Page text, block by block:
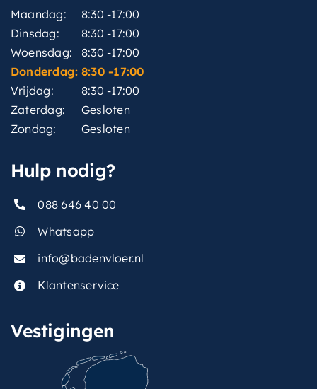
Maandag:
8:30 -17:00
Dinsdag:
8:30 -17:00
Woensdag:
8:30 -17:00
Donderdag: 8:30 -17:00
Vrijdag:
8:30 -17:00
Zaterdag:
Gesloten
Zondag:
Gesloten
Hulp nodig?
088 646 40 00
Whatsapp
info@badenvloer.nl
Klantenservice
Vestigingen